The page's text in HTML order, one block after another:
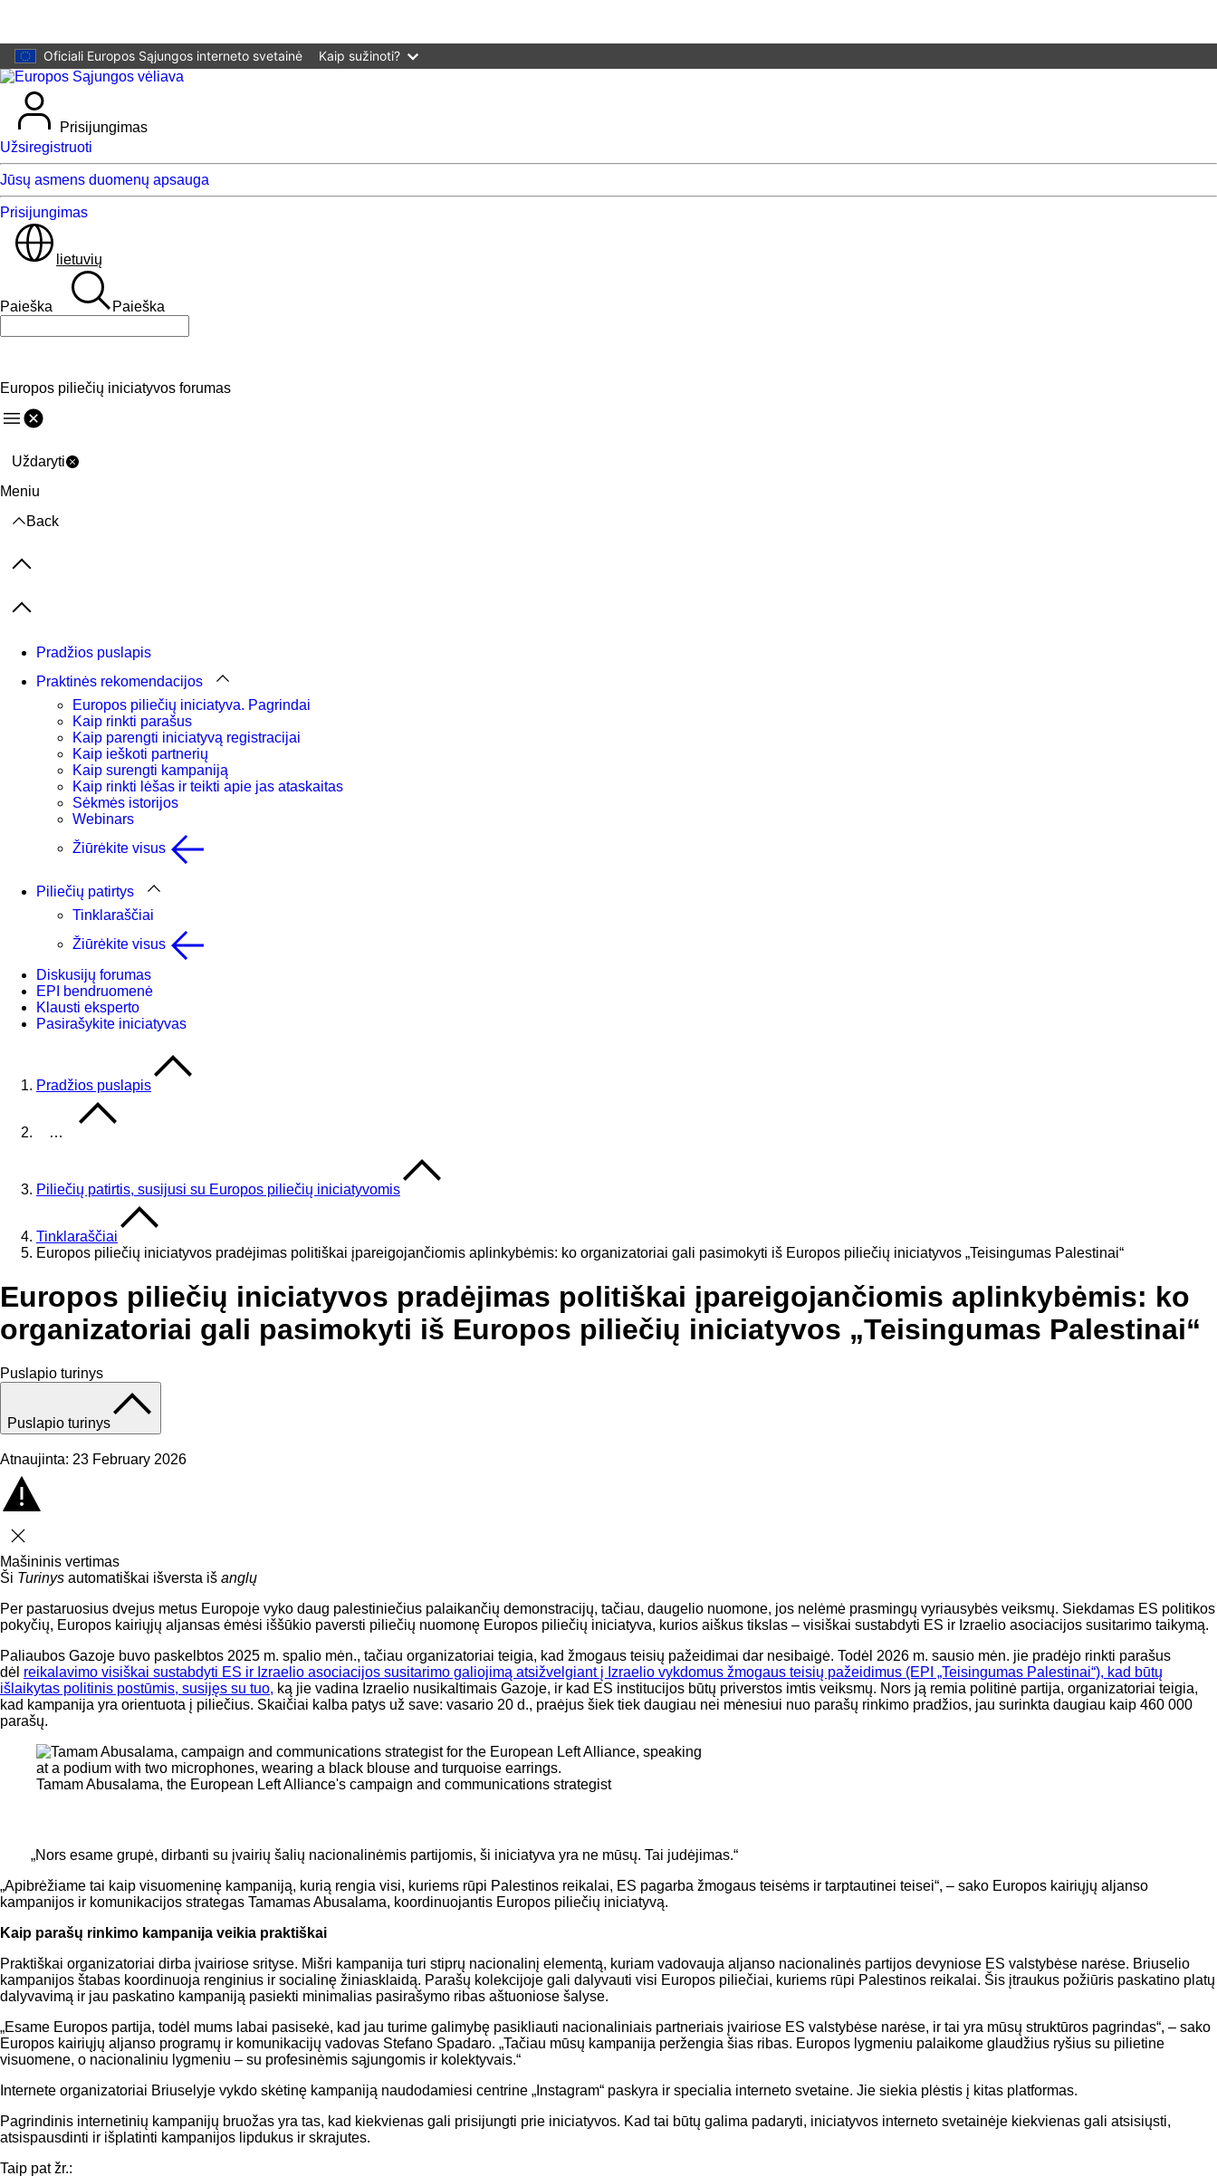
Oficiali Europos Sąjungos interneto svetainė Kaip sužinoti?
Prisijungimas
Užsiregistruoti
Jūsų asmens duomenų apsauga
Prisijungimas
lietuvių
Paieška Paieška
Europos piliečių iniciatyvos forumas
Meniu
Uždaryti
Meniu
Back
Previous items
Next items
Pradžios puslapis
Praktinės rekomendacijos
Europos piliečių iniciatyva. Pagrindai
Kaip rinkti parašus
Kaip parengti iniciatyvą registracijai
Kaip ieškoti partnerių
Kaip surengti kampaniją
Kaip rinkti lėšas ir teikti apie jas ataskaitas
Sėkmės istorijos
Webinars
Žiūrėkite visus
Piliečių patirtys
Tinklaraščiai
Žiūrėkite visus
Diskusijų forumas
EPI bendruomenė
Klausti eksperto
Pasirašykite iniciatyvas
Pradžios puslapis
…
Piliečių patirtis, susijusi su Europos piliečių iniciatyvomis
Tinklaraščiai
Europos piliečių iniciatyvos pradėjimas politiškai įpareigojančiomis aplinkybėmis: ko organizatoriai gali pasimokyti iš Europos piliečių iniciatyvos „Teisingumas Palestinai“
Europos piliečių iniciatyvos pradėjimas politiškai įpareigojančiomis aplinkybėmis: ko
organizatoriai gali pasimokyti iš Europos piliečių iniciatyvos „Teisingumas Palestinai“
Puslapio turinys
Puslapio turinys
Atnaujinta: 23 February 2026
Uždaryti
Mašininis vertimas
Ši Turinys automatiškai išversta iš anglų
Per pastaruosius dvejus metus Europoje vyko daug palestiniečius palaikančių demonstracijų, tačiau, daugelio nuomone, jos nelėmė prasmingų vyriausybės veiksmų. Siekdamas ES politikos
pokyčių, Europos kairiųjų aljansas ėmėsi iššūkio paversti piliečių nuomonę Europos piliečių iniciatyva, kurios aiškus tikslas – visiškai sustabdyti ES ir Izraelio asociacijos susitarimo taikymą.
Paliaubos Gazoje buvo paskelbtos 2025 m. spalio mėn., tačiau organizatoriai teigia, kad žmogaus teisių pažeidimai dar nesibaigė. Todėl 2026 m. sausio mėn. jie pradėjo rinkti parašus
dėl reikalavimo visiškai sustabdyti ES ir Izraelio asociacijos susitarimo galiojimą atsižvelgiant į Izraelio vykdomus žmogaus teisių pažeidimus (EPI „Teisingumas Palestinai“), kad būtų
išlaikytas politinis postūmis, susijęs su tuo, ką jie vadina Izraelio nusikaltimais Gazoje, ir kad ES institucijos būtų priverstos imtis veiksmų. Nors ją remia politinė partija, organizatoriai teigia,
kad kampanija yra orientuota į piliečius. Skaičiai kalba patys už save: vasario 20 d., praėjus šiek tiek daugiau nei mėnesiui nuo parašų rinkimo pradžios, jau surinkta daugiau kaip 460 000
parašų.
Tamam Abusalama, the European Left Alliance's campaign and communications strategist
„Nors esame grupė, dirbanti su įvairių šalių nacionalinėmis partijomis, ši iniciatyva yra ne mūsų. Tai judėjimas.“
„Apibrėžiame tai kaip visuomeninę kampaniją, kurią rengia visi, kuriems rūpi Palestinos reikalai, ES pagarba žmogaus teisėms ir tarptautinei teisei“, – sako Europos kairiųjų aljanso
kampanijos ir komunikacijos strategas Tamamas Abusalama, koordinuojantis Europos piliečių iniciatyvą.
Kaip parašų rinkimo kampanija veikia praktiškai
Praktiškai organizatoriai dirba įvairiose srityse. Mišri kampanija turi stiprų nacionalinį elementą, kuriam vadovauja aljanso nacionalinės partijos devyniose ES valstybėse narėse. Briuselio
kampanijos štabas koordinuoja renginius ir socialinę žiniasklaidą. Parašų kolekcijoje gali dalyvauti visi Europos piliečiai, kuriems rūpi Palestinos reikalai. Šis įtraukus požiūris paskatino platų
dalyvavimą ir jau paskatino kampaniją pasiekti minimalias pasirašymo ribas aštuoniose šalyse.
„Esame Europos partija, todėl mums labai pasisekė, kad jau turime galimybę pasikliauti nacionaliniais partneriais įvairiose ES valstybėse narėse, ir tai yra mūsų struktūros pagrindas“, – sako
Europos kairiųjų aljanso programų ir komunikacijų vadovas Stefano Spadaro. „Tačiau mūsų kampanija peržengia šias ribas. Europos lygmeniu palaikome glaudžius ryšius su pilietine
visuomene, o nacionaliniu lygmeniu – su profesinėmis sąjungomis ir kolektyvais.“
Internete organizatoriai Briuselyje vykdo skėtinę kampaniją naudodamiesi centrine „Instagram“ paskyra ir specialia interneto svetaine. Jie siekia plėstis į kitas platformas.
Pagrindinis internetinių kampanijų bruožas yra tas, kad kiekvienas gali prisijungti prie iniciatyvos. Kad tai būtų galima padaryti, iniciatyvos interneto svetainėje kiekvienas gali atsisiųsti,
atsispausdinti ir išplatinti kampanijos lipdukus ir skrajutes.
Taip pat žr.: